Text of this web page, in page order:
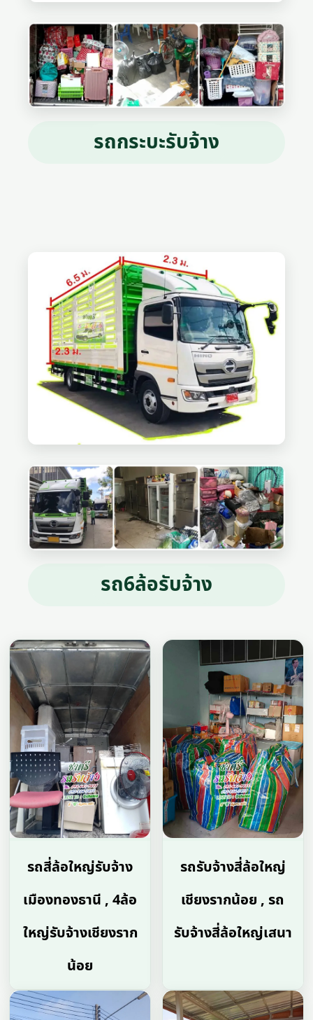
รถกระบะรับจ้าง
รถ6ล้อรับจ้าง
รถสี่ล้อใหญ่รับจ้าง
เมืองทองธานี , 4ล้อ
ใหญ่รับจ้างเชียงราก
น้อย
รถรับจ้างสี่ล้อใหญ่
เชียงรากน้อย , รถ
รับจ้างสี่ล้อใหญ่เสนา